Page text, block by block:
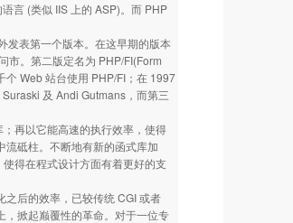
言 (类似 IIS 上的 ASP)。而 PHP
发表第一个版本。在这早期的版本
市。第二版定名为 PHP/FI(Form
个 Web 站台使用 PHP/FI；在 1997
及 Andi Gutmans，而第三
再以它能高速的执行效率，使得
砥柱。不断地有新的函式库加
得在程式设计方面有着更好的支
后的效率，已较传统 CGI 或者
，掀起巅覆性的革命。对于一位专